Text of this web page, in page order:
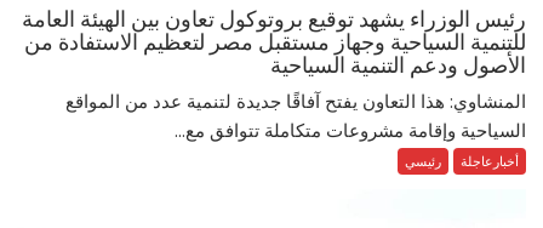
رئيس الوزراء يشهد توقيع بروتوكول تعاون بين الهيئة العامة
للتنمية السياحية وجهاز مستقبل مصر لتعظيم الاستفادة من
الأصول ودعم التنمية السياحية
المنشاوي: هذا التعاون يفتح آفاقًا جديدة لتنمية عدد من المواقع
السياحية وإقامة مشروعات متكاملة تتوافق مع...
أخبارعاجلة رئيسي